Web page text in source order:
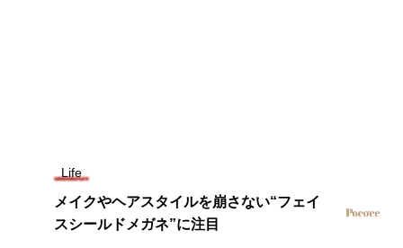
Life
メイクやヘアスタイルを崩さない“フェイ
スシールドメガネ”に注目